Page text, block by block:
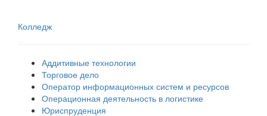
Колледж
Аддитивные технологии
Торговое дело
Оператор информационных систем и ресурсов
Операционная деятельность в логистике
Юриспруденция